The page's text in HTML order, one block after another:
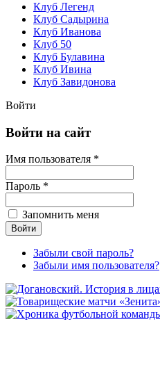
Клуб Легенд
Клуб Садырина
Клуб Иванова
Клуб 50
Клуб Булавина
Клуб Ивина
Клуб Завидонова
Войти
Войти на сайт
Имя пользователя *
Пароль *
Запомнить меня
Забыли свой пароль?
Забыли имя пользователя?